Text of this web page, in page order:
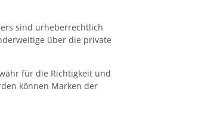
sind urheberrechtlich
über die private
für die Richtigkeit und
können Marken der